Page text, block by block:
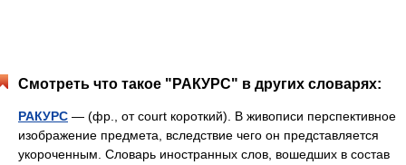
Смотреть что такое "РАКУРС" в других словарях:
РАКУРС — (фр., от court короткий). В живописи перспективное
изображение предмета, вследствие чего он представляется
укороченным. Словарь иностранных слов, вошедших в состав